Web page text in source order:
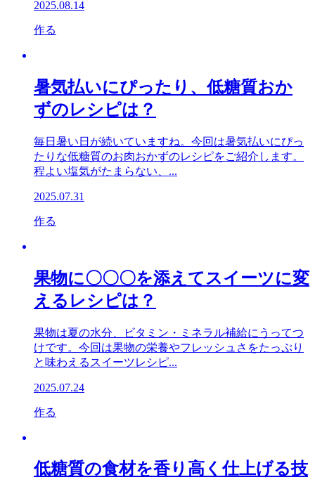
2025.08.14
作る
暑気払いにぴったり、低糖質おか
ずのレシピは？
毎日暑い日が続いていますね。今回は暑気払いにぴっ
たりな低糖質のお肉おかずのレシピをご紹介します。
程よい塩気がたまらない、...
2025.07.31
作る
果物に〇〇〇を添えてスイーツに変
えるレシピは？
果物は夏の水分、ビタミン・ミネラル補給にうってつ
けです。今回は果物の栄養やフレッシュさをたっぷり
と味わえるスイーツレシピ...
2025.07.24
作る
低糖質の食材を香り高く仕上げる技